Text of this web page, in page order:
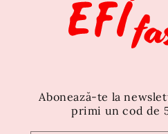
Abonează-te la
primi un cod de